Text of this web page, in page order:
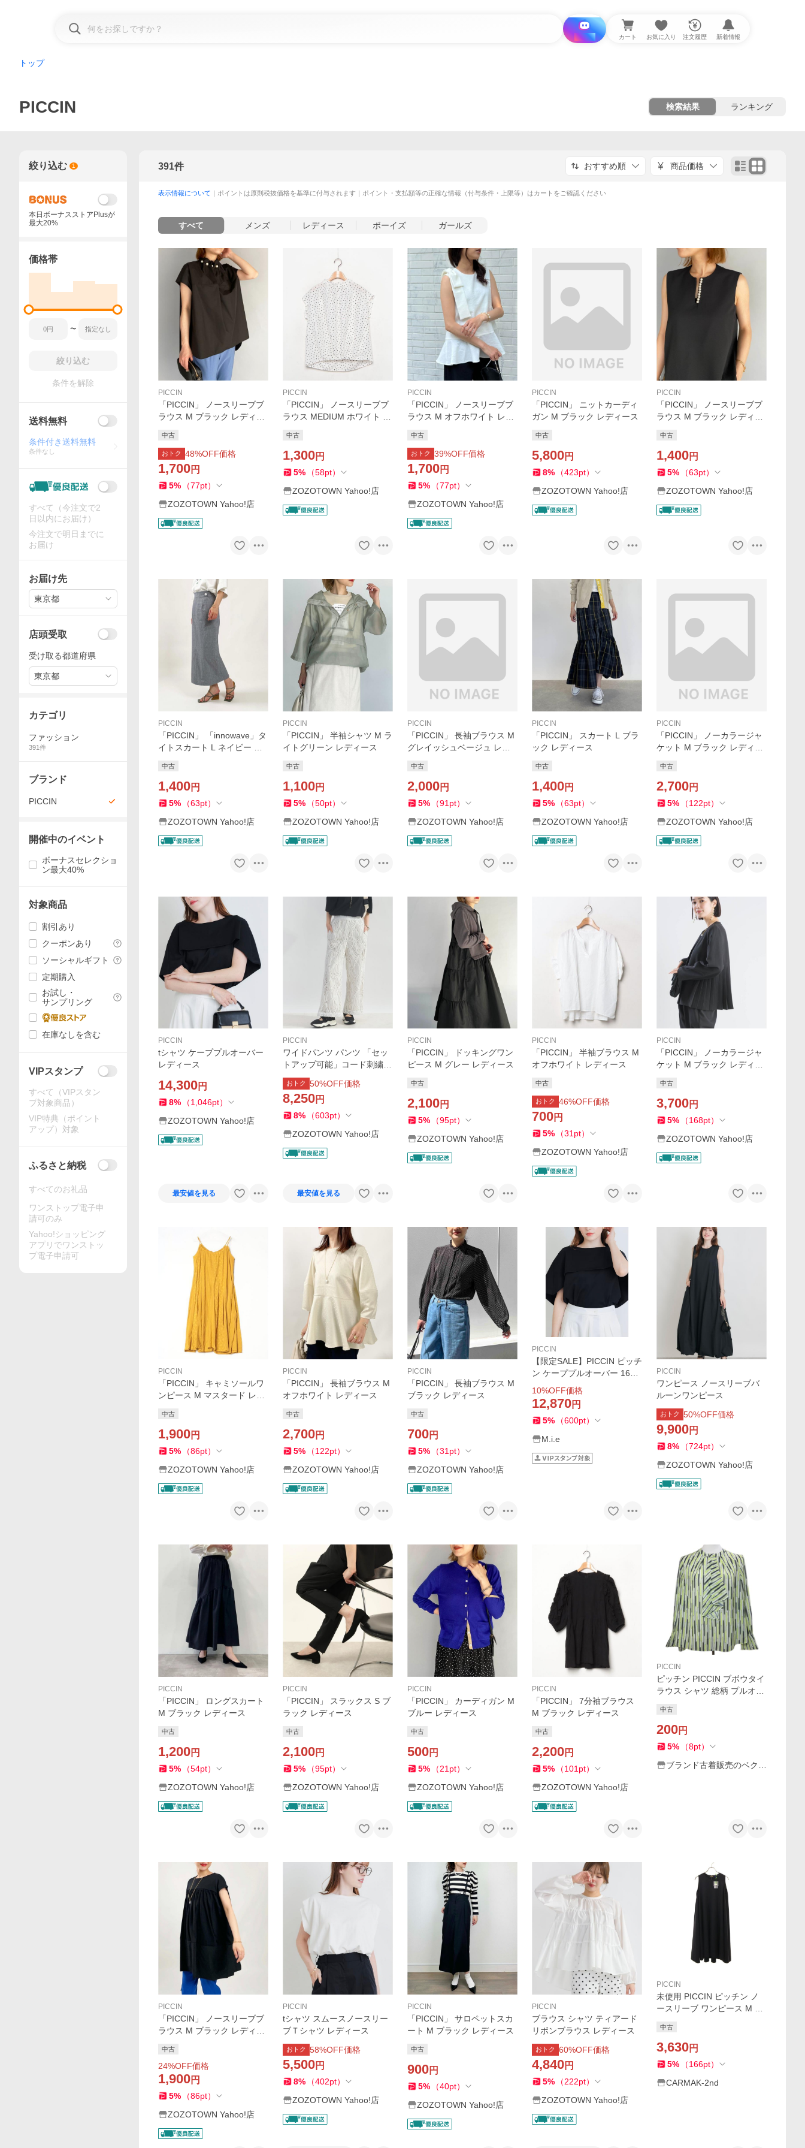
i と探す カート お気に入り 注文履歴 新着情報
トップ
PICCIN 検索結果 ランキング
391件 おすすめ順 商品価格
表示情報について ｜ポイントは原則税抜価格を基準に付与されます｜ポイント・支払額等の正確な情報（付与条件・上限等）はカートをご確認ください
すべて メンズ レディース ボーイズ ガールズ
PICCIN
「PICCIN」 ノースリーブブ
ラウス M ブラック レディー
中古
おトク 48%OFF価格
1,700円
5% （77pt）
ZOZOTOWN Yahoo!店
PICCIN
「PICCIN」 ノースリーブブ
ラウス MEDIUM ホワイト レ
中古
1,300円
5% （58pt）
ZOZOTOWN Yahoo!店
PICCIN
「PICCIN」 ノースリーブブ
ラウス M オフホワイト レデ
中古
おトク 39%OFF価格
1,700円
5% （77pt）
ZOZOTOWN Yahoo!店
PICCIN
「PICCIN」 ニットカーディ
ガン M ブラック レディース
中古
5,800円
8% （423pt）
ZOZOTOWN Yahoo!店
PICCIN
「PICCIN」 ノースリーブブ
ラウス M ブラック レディー
中古
1,400円
5% （63pt）
ZOZOTOWN Yahoo!店
PICCIN
「PICCIN」 「innowave」タ
イトスカート L ネイビー レ
中古
1,400円
5% （63pt）
ZOZOTOWN Yahoo!店
PICCIN
「PICCIN」 半袖シャツ M ラ
イトグリーン レディース
中古
1,100円
5% （50pt）
ZOZOTOWN Yahoo!店
PICCIN
「PICCIN」 長袖ブラウス M
グレイッシュベージュ レデ
中古
2,000円
5% （91 pt）
ZOZOTOWN Yahoo!店
PICCIN
「PICCIN」 スカート L ブラ
ック レディース
中古
1,400円
5% （63pt）
ZOZOTOWN Yahoo!店
PICCIN
「PICCIN」 ノーカラージャ
ケット M ブラック レディー
中古
2,700円
5% （122pt）
ZOZOTOWN Yahoo!店
PICCIN
tシャツ ケーププルオーバー
レディース
14,300円
8% （1,046pt）
ZOZOTOWN Yahoo!店
最安値を見る
PICCIN
ワイドパンツ パンツ 「セッ
トアップ可能」コード刺繍イ
ージーパンツ レディース
おトク 50%OFF価格
8,250円
8% （603pt）
ZOZOTOWN Yahoo!店
最安値を見る
PICCIN
「PICCIN」 ドッキングワン
ピース M グレー レディース
中古
2,100円
5% （95pt）
ZOZOTOWN Yahoo!店
PICCIN
「PICCIN」 半袖ブラウス M
オフホワイト レディース
中古
おトク 46%OFF価格
700円
5% （31pt）
ZOZOTOWN Yahoo!店
PICCIN
「PICCIN」 ノーカラージャ
ケット M ブラック レディー
中古
3,700円
5% （168pt）
ZOZOTOWN Yahoo!店
PICCIN
「PICCIN」 キャミソールワ
ンピース M マスタード レデ
中古
1,900円
5% （86pt）
ZOZOTOWN Yahoo!店
PICCIN
「PICCIN」 長袖ブラウス M
オフホワイト レディース
中古
2,700円
5% （122pt）
ZOZOTOWN Yahoo!店
PICCIN
「PICCIN」 長袖ブラウス M
ブラック レディース
中古
700円
5% （31 pt）
ZOZOTOWN Yahoo!店
PICCIN
【限定SALE】PICCIN ピッチ
ン ケーププルオーバー 1605
20 キレイめ 大人上品 春夏
体型カバー 黒 ブラックトッ
プス 二の腕カバー 着痩せ ケ
ープトップス
10%OFF価格
12,870円
5% （600pt）
M.i.e
PICCIN
ワンピース ノースリーブバ
ルーンワンピース
おトク 50%OFF価格
9,900円
8% （724pt）
ZOZOTOWN Yahoo!店
PICCIN
「PICCIN」 ロングスカート
M ブラック レディース
中古
1,200円
5% （54pt）
ZOZOTOWN Yahoo!店
PICCIN
「PICCIN」 スラックス S ブ
ラック レディース
中古
2,100円
5% （95pt）
ZOZOTOWN Yahoo!店
PICCIN
「PICCIN」 カーディガン M
ブルー レディース
中古
500円
5% （21 pt）
ZOZOTOWN Yahoo!店
PICCIN
「PICCIN」 7分袖ブラウス
M ブラック レディース
中古
2,200円
5% （101 pt）
ZOZOTOWN Yahoo!店
PICCIN
ピッチン PICCIN ブボウタイ
ラウス シャツ 総柄 プルオー
134340 /X レディース
中古
200円
5% （8pt）
ブランド古着販売のベクト
PICCIN
「PICCIN」 ノースリーブブ
ラウス M ブラック レディー
中古
24%OFF価格
1,900円
5% （86pt）
ZOZOTOWN Yahoo!店
PICCIN
tシャツ スムースノースリー
ブＴシャツ レディース
おトク 58%OFF価格
5,500円
8% （402pt）
ZOZOTOWN Yahoo!店
PICCIN
「PICCIN」 サロペットスカ
ート M ブラック レディース
中古
900円
5% （40pt）
ZOZOTOWN Yahoo!店
PICCIN
ブラウス シャツ ティアード
リボンブラウス レディース
おトク 60%OFF価格
4,840円
5% （222pt）
ZOZOTOWN Yahoo!店
PICCIN
未使用 PICCIN ピッチン ノ
ースリーブ ワンピース M ブ
中古
3,630円
5% （166pt）
CARMAK-2nd
絞り込む 1
本日ボーナスストアPlusが
最大20%
価格帯
〜
絞り込む
条件を解除
送料無料
条件付き送料無料
条件なし
すべて（今注文で2
日以内にお届け）
今注文で明日までに
お届け
お届け先
東京都
店頭受取
受け取る都道府県
東京都
カテゴリ
ファッション
391件
ブランド
PICCIN
開催中のイベント
ボーナスセレクショ
ン最大40%
対象商品
割引あり
クーポンあり
ソーシャルギフト
定期購入
お試し・
サンプリング
在庫なしを含む
VIPスタンプ
すべて（VIPスタン
プ対象商品）
VIP特典（ポイント
アップ）対象
ふるさと納税
すべてのお礼品
ワンストップ電子申
請可のみ
Yahoo!ショッピング
アプリでワンストッ
プ電子申請可